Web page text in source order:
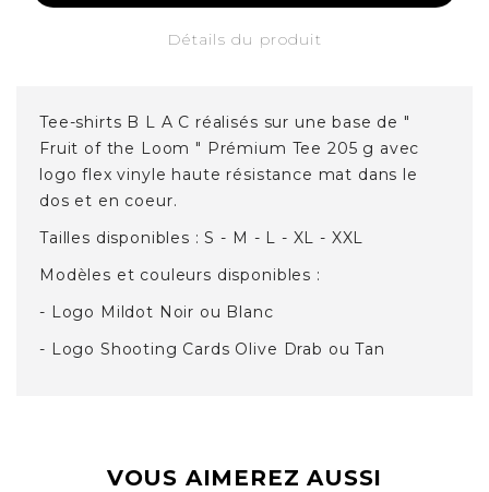
Détails du produit
Tee-shirts B L A C réalisés sur une base de "
Fruit of the Loom " Prémium Tee 205 g avec
logo flex vinyle haute résistance mat dans le
dos et en coeur.
Tailles disponibles : S - M - L - XL - XXL
Modèles et couleurs disponibles :
- Logo Mildot Noir ou Blanc
- Logo Shooting Cards Olive Drab ou Tan
VOUS AIMEREZ AUSSI